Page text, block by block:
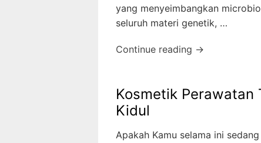
yang menyeimbangkan
seluruh materi genetik, …
Continue reading →
Kosmetik Perawatan
Kidul
Apakah Kamu selama ini